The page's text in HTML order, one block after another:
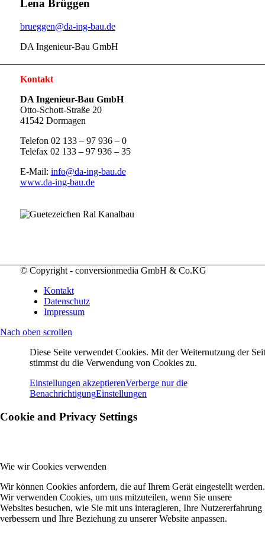
Lena Brüggen
brueggen@da-ing-bau.de
DA Ingenieur-Bau GmbH
Kontakt
DA Ingenieur-Bau GmbH
Otto-Schott-Straße 20
41542 Dormagen
Telefon 02 133 – 97 936 – 0
Telefax 02 133 – 97 936 – 35
E-Mail: info@da-ing-bau.de
www.da-ing-bau.de
© Copyright - conversionmedia GmbH & Co.KG
Kontakt
Datenschutz
Impressum
Nach oben scrollen
Diese Seite verwendet Cookies. Mit der Weiternutzung der
stimmst du die Verwendung von Cookies zu.
Einstellungen akzeptierenVerberge nur die
BenachrichtigungEinstellungen
Cookie and Privacy Settings
Wie wir Cookies verwenden
Wir können Cookies anfordern, die auf Ihrem Gerät eingestellt werden.
Wir verwenden Cookies, um uns mitzuteilen, wenn Sie unsere
Websites besuchen, wie Sie mit uns interagieren, Ihre Nutzererfahrung
verbessern und Ihre Beziehung zu unserer Website anpassen.